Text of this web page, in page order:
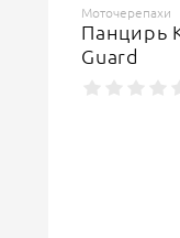
Моточерепахи
Панцирь
Guard